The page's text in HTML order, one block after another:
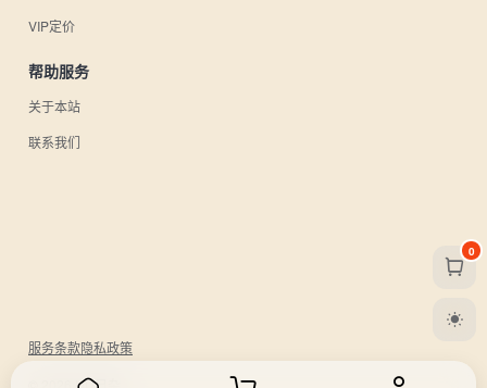
VIP定价
帮助服务
关于本站
联系我们
服务条款隐私政策
© 2026 UU日杂.
0